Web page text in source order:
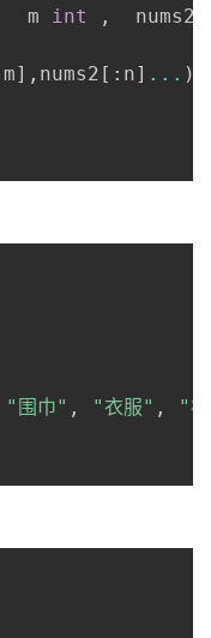
  m
int ,
  nums2
m] , nums2 [ : n] ... )
"围巾" , "衣服" ,
"